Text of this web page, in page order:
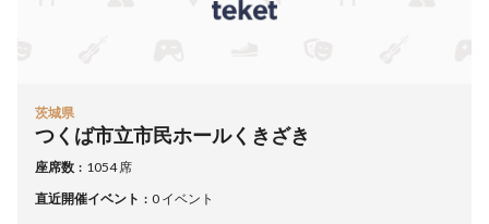
茨城県
つくば市立市民ホールくきざき
座席数
1054 席
直近開催イベント
0 イベント